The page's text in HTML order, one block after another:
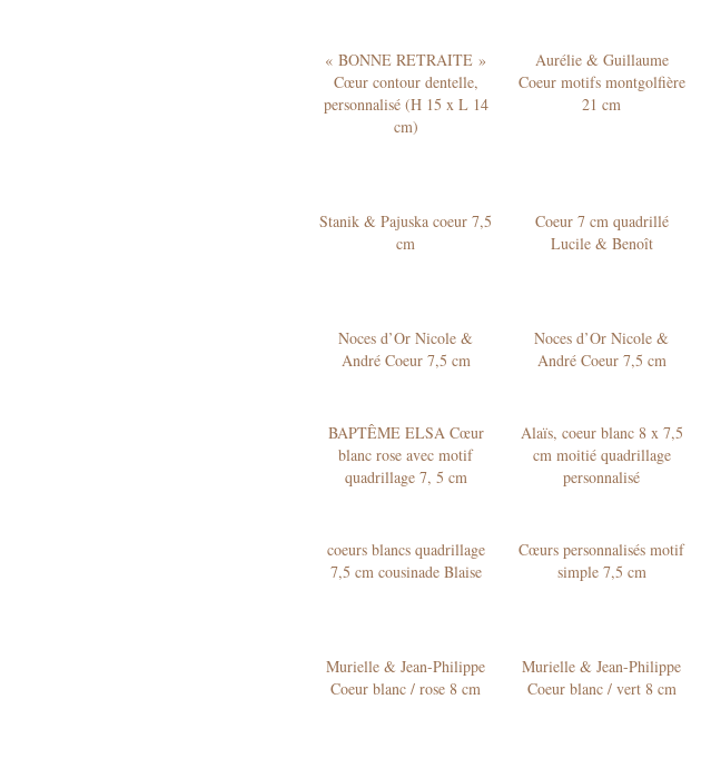
« BONNE RETRAITE »
Cœur contour dentelle,
personnalisé (H 15 x L 14
cm)
Aurélie & Guillaume
Coeur motifs montgolfière
21 cm
Stanik & Pajuska coeur 7,5
cm
Coeur 7 cm quadrillé
Lucile & Benoît
Noces d’Or Nicole &
André Coeur 7,5 cm
Noces d’Or Nicole &
André Coeur 7,5 cm
BAPTÊME ELSA Cœur
blanc rose avec motif
quadrillage 7, 5 cm
Alaïs, coeur blanc 8 x 7,5
cm moitié quadrillage
personnalisé
coeurs blancs quadrillage
7,5 cm cousinade Blaise
Cœurs personnalisés motif
simple 7,5 cm
Murielle & Jean-Philippe
Coeur blanc / rose 8 cm
Murielle & Jean-Philippe
Coeur blanc / vert 8 cm